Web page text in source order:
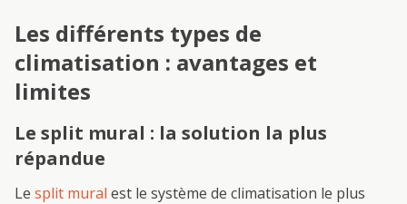
Les différents types de
climatisation : avantages et
limites
Le split mural : la solution la plus
répandue
Le split mural est le système de climatisation le plus